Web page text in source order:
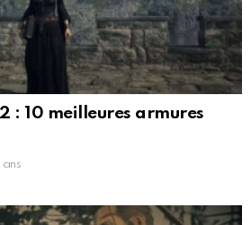
: 10 meilleures armures
ans